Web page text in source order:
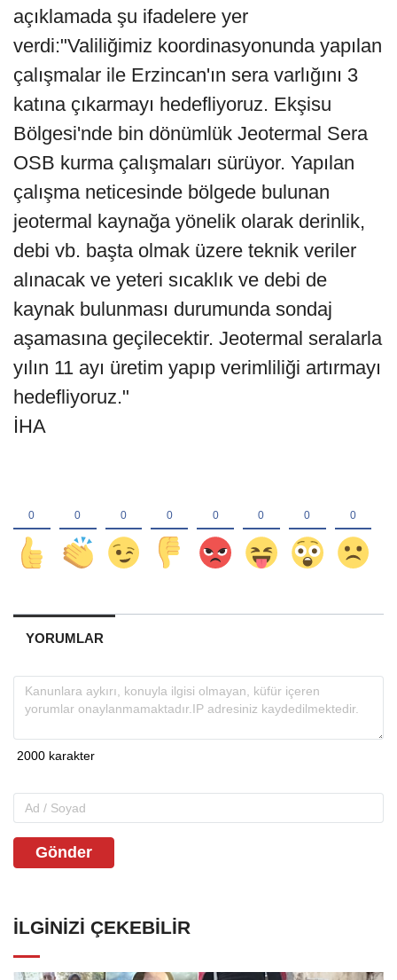
açıklamada şu ifadelere yer
verdi:"Valiliğimiz koordinasyonunda yapılan
çalışmalar ile Erzincan'ın sera varlığını 3
katına çıkarmayı hedefliyoruz. Ekşisu
Bölgesi'nde bin dönümlük Jeotermal Sera
OSB kurma çalışmaları sürüyor. Yapılan
çalışma neticesinde bölgede bulunan
jeotermal kaynağa yönelik olarak derinlik,
debi vb. başta olmak üzere teknik veriler
alınacak ve yeteri sıcaklık ve debi de
kaynak bulunması durumunda sondaj
aşamasına geçilecektir. Jeotermal seralarla
yılın 11 ayı üretim yapıp verimliliği artırmayı
hedefliyoruz."
İHA
YORUMLAR
Gönder
İLGINIZI ÇEKEBILIR